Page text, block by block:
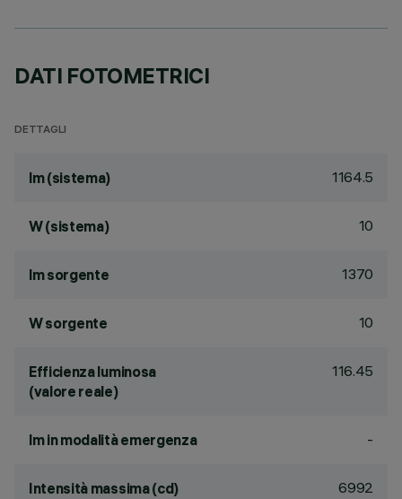
DATI FOTOMETRICI
DETTAGLI
lm (sistema) 1164.5
W (sistema) 10
lm sorgente 1370
W sorgente 10
Efficienza luminosa
(valore reale)
116.45
lm in modalità emergenza -
Intensità massima (cd) 6992